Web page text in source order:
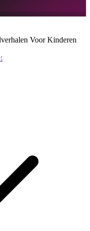
Voor Kinderen